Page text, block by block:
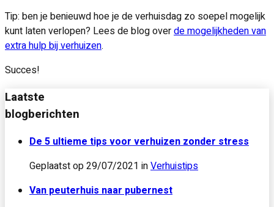
Tip: ben je benieuwd hoe je de verhuisdag zo soepel mogelijk
kunt laten verlopen? Lees de blog overde mogelijkheden van
extra hulp bij verhuizen.
Succes!
Laatste
blogberichten
De 5 ultieme tips voor verhuizen zonder stress
Geplaatst op29/07/2021 inVerhuistips
Van peuterhuis naar pubernest